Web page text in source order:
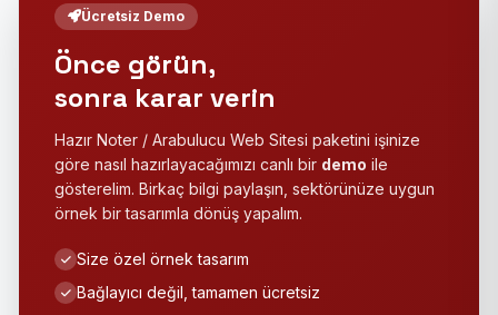
Ücretsiz Demo
Önce görün,
sonra karar verin
Hazır Noter / Arabulucu Web Sitesi paketini işinize
göre nasıl hazırlayacağımızı canlı bir demo ile
gösterelim. Birkaç bilgi paylaşın, sektörünüze uygun
örnek bir tasarımla dönüş yapalım.
Size özel örnek tasarım
Bağlayıcı değil, tamamen ücretsiz